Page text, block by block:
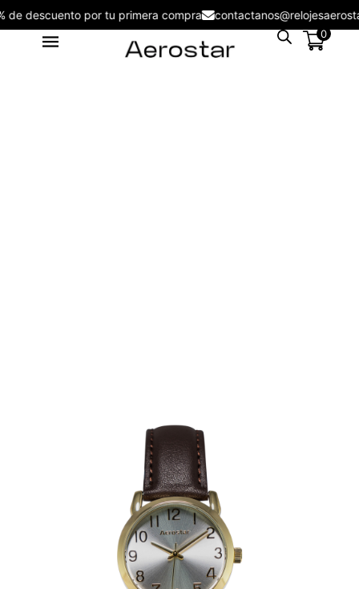
5% de descuento por tu primera compra
0